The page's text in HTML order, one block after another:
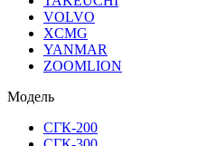
VOLVO
XCMG
YANMAR
ZOOMLION
Модель
СГК-200